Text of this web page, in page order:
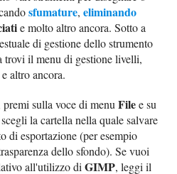
sfumature,eliminando
e molto altro ancora. Sotto a
di gestione dello strumento
trovi il menu di gestione livelli,
altro ancora.
premi sulla voce di menuFilee su
la cartella nella quale salvare
di esportazione (per esempio
dello sfondo). Se vuoi
all'utilizzo diGIMP, leggi il